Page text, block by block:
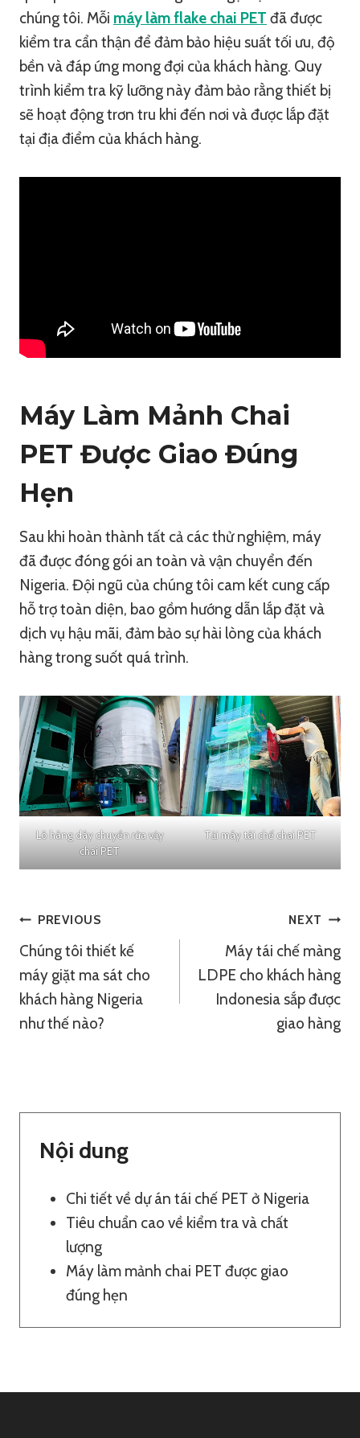
chúng tôi. Mỗi máy làm flake chai PET đã được
kiểm tra cẩn thận để đảm bảo hiệu suất tối ưu, độ
bền và đáp ứng mong đợi của khách hàng. Quy
trình kiểm tra kỹ lưỡng này đảm bảo rằng thiết bị
sẽ hoạt động trơn tru khi đến nơi và được lắp đặt
tại địa điểm của khách hàng.
Máy Làm Mảnh Chai
PET Được Giao Đúng
Hẹn
Sau khi hoàn thành tất cả các thử nghiệm, máy
đã được đóng gói an toàn và vận chuyển đến
Nigeria. Đội ngũ của chúng tôi cam kết cung cấp
hỗ trợ toàn diện, bao gồm hướng dẫn lắp đặt và
dịch vụ hậu mãi, đảm bảo sự hài lòng của khách
hàng trong suốt quá trình.
Lô hàng dây chuyền rửa vảy
chai PET
Tải máy tái chế chai PET
Điều
Hướng
Bài
PREVIOUS
Chúng tôi thiết kế
máy giặt ma sát cho
khách hàng Nigeria
như thế nào?
NEXT
Máy tái chế màng
LDPE cho khách hàng
Indonesia sắp được
giao hàng
Nội dung
Chi tiết về dự án tái chế PET ở Nigeria
Tiêu chuẩn cao về kiểm tra và chất
lượng
Máy làm mảnh chai PET được giao
đúng hẹn